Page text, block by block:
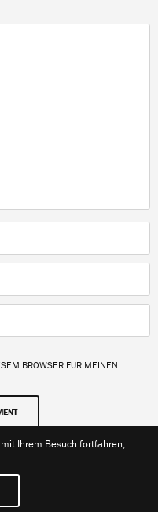
BROWSER FÜR MEINEN
Ihrem Besuch fortfahren,